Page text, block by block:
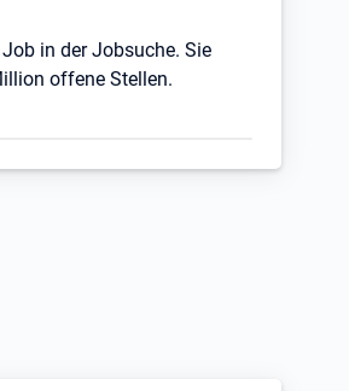
in der Jobsuche. Sie
offene Stellen.